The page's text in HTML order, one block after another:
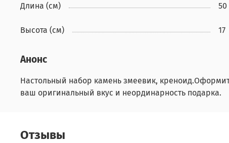
Длина (см) 50
Высота (см) 17
Анонс
Настольный набор камень змеевик,
ваш оригинальный вкус и неординарность подарка.
Отзывы